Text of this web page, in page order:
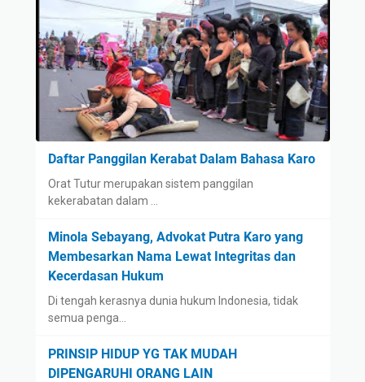
Daftar Panggilan Kerabat Dalam Bahasa Karo
Orat Tutur merupakan sistem panggilan
kekerabatan dalam …
Minola Sebayang, Advokat Putra Karo yang
Membesarkan Nama Lewat Integritas dan
Kecerdasan Hukum
Di tengah kerasnya dunia hukum Indonesia, tidak
semua penga…
PRINSIP HIDUP YG TAK MUDAH
DIPENGARUHI ORANG LAIN